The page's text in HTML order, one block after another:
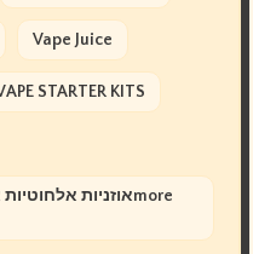
Vape Juice
STARTER KITS